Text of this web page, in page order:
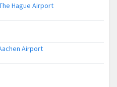
Hague Airport
Airport